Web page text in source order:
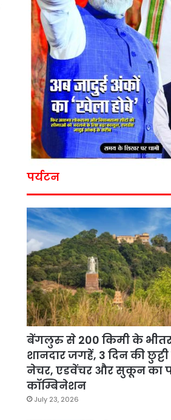
पर्यटन
बेंगलुरु से 200 किमी के
शानदार जगहें, 3 दिन की
नेचर, एडवेंचर और सुकून का
कॉम्बिनेशन
July 23, 2026